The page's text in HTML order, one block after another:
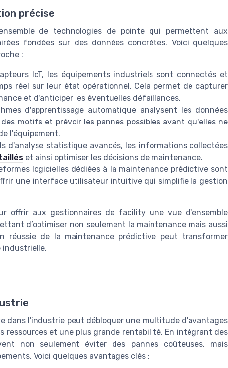
précise
de technologies de pointe qui permettent aux
fondées sur des données concrètes. Voici quelques
:
IoT, les équipements industriels sont connectés et
réel sur leur état opérationnel. Cela permet de capturer
et d'anticiper les éventuelles défaillances.
d'apprentissage automatique analysent les données
motifs et prévoir les pannes possibles avant qu'elles ne
l'équipement.
d'analyse statistique avancés, les informations collectées
et ainsi optimiser les décisions de maintenance.
logicielles dédiées à la maintenance prédictive sont
une interface utilisateur intuitive qui simplifie la gestion
offrir aux gestionnaires de facility une vue d'ensemble
d’optimiser non seulement la maintenance mais aussi
réussie de la maintenance prédictive peut transformer
industrielle.
dans l'industrie peut débloquer une multitude d'avantages
ressources et une plus grande rentabilité. En intégrant des
non seulement éviter des pannes coûteuses, mais
Voici quelques avantages clés :